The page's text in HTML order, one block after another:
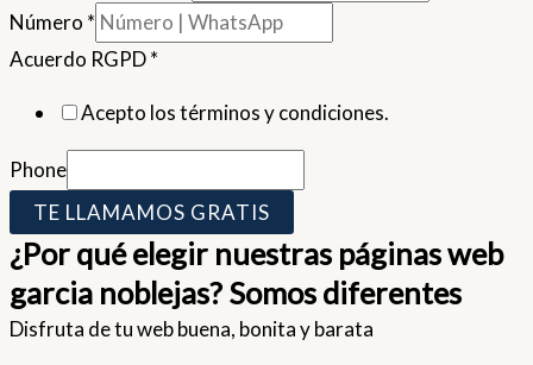
Número *
Acuerdo RGPD*
Acepto los términos y condiciones.
Phone
TE LLAMAMOS GRATIS
¿Por qué elegir nuestras páginas web
garcia noblejas? Somos diferentes
Disfruta de tu web buena, bonita y barata